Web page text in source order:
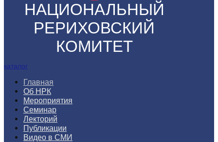
НАЦИОНАЛЬНЫЙ
РЕРИХОВСКИЙ
КОМИТЕТ
каталог
Главная
Об НРК
Мероприятия
Семинар
Лекторий
Публикации
Видео в СМИ